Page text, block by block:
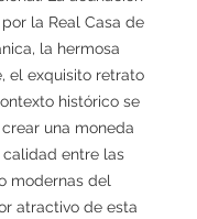
la Real Casa de
la hermosa
el exquisito retrato
histórico se
una moneda
entre las
modernas del
atractivo de esta